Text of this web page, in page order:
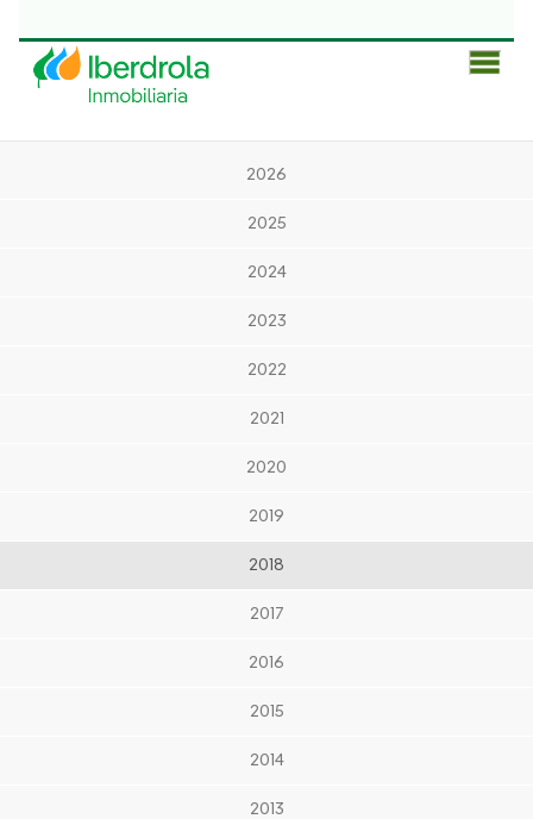
2026
2025
2024
2023
2022
2021
2020
2019
2018
2017
2016
2015
2014
2013